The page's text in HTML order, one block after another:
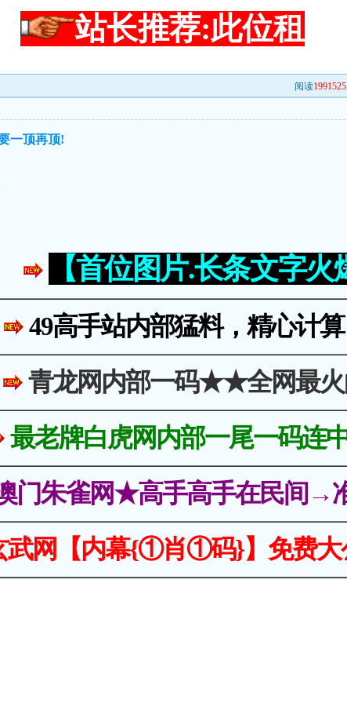
站长推荐:此位租
阅读1991525
一顶再顶!
【首位图片.长条文字火
49高手站内部猛料，精心计
青龙网内部一码★★全网最火
最老牌白虎网内部一尾一码连
门朱雀网★高手高手在民间→
武网【内幕{①肖①码}】免费